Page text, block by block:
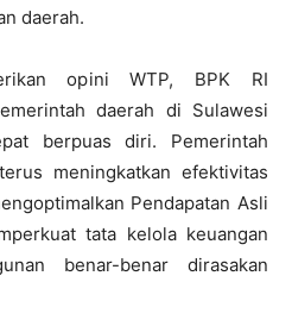
daerah.
opini WTP, BPK RI
daerah di Sulawesi
berpuas diri. Pemerintah
meningkatkan efektivitas
Pendapatan Asli
tata kelola keuangan
benar-benar dirasakan